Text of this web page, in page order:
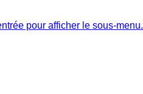
pour afficher le sous-menu.